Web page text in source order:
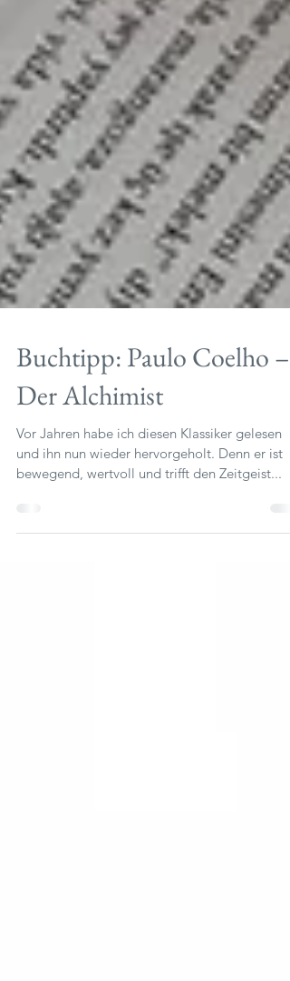
Buchtipp: Paulo Coelho –
Der Alchimist
Vor Jahren habe ich diesen Klassiker gelesen
und ihn nun wieder hervorgeholt. Denn er ist